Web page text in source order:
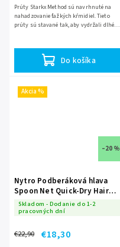
Do košíka
Prúty Starkx Method sú navrhnuté na
nahadzovanie ťažkých kŕmidiel. Tieto
prúty sú stavané tak, aby vydržali dlhé
Akcia %
–20 %
Nytro Podberáková hlava
Spoon Net Quick-Dry Hair
Mesh 50cm
Skladom - Dodanie do 1-2
pracovných dní
€22,90 €18,30